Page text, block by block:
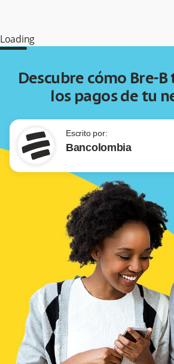
Loading
Descubre cómo Bre-
los pagos de tu
Escrito por:
Bancolombia